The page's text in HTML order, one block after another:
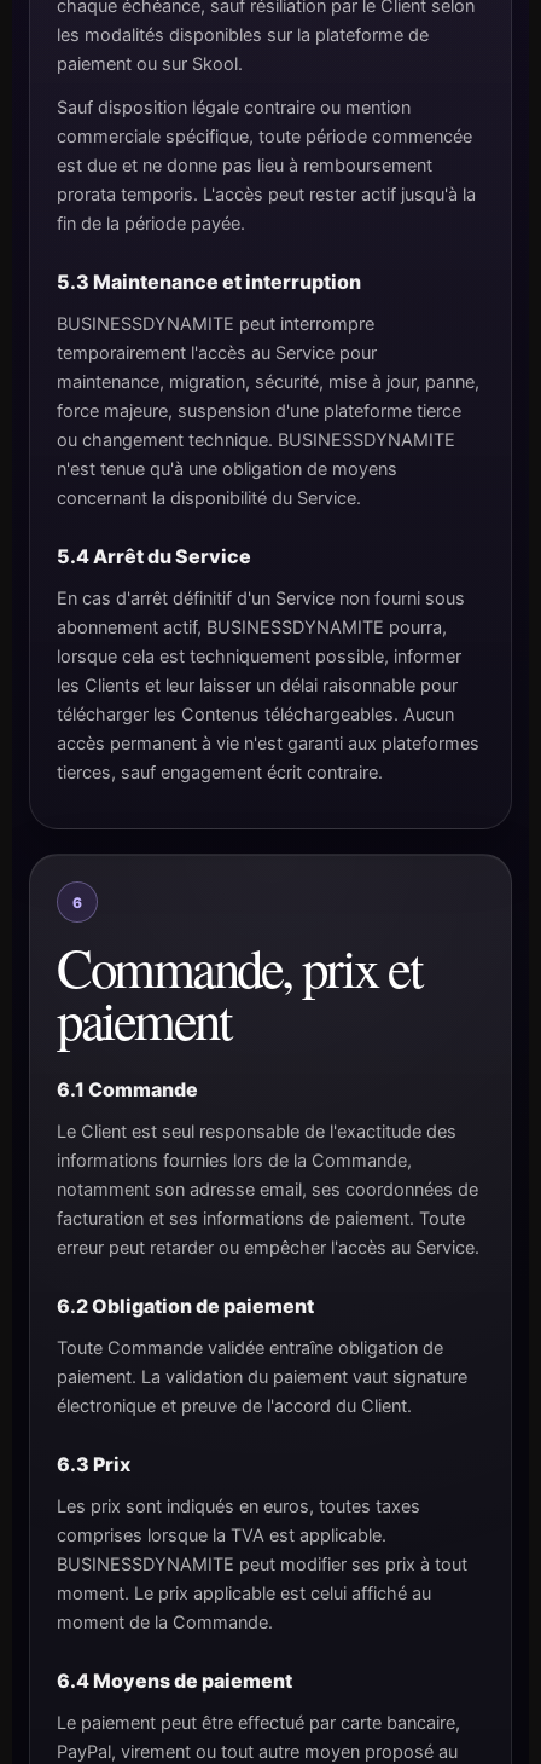
chaque échéance, sauf résiliation par le Client selon
les modalités disponibles sur la plateforme de
paiement ou sur Skool.
Sauf disposition légale contraire ou mention
commerciale spécifique, toute période commencée
est due et ne donne pas lieu à remboursement
prorata temporis. L'accès peut rester actif jusqu'à la
fin de la période payée.
5.3 Maintenance et interruption
BUSINESSDYNAMITE peut interrompre
temporairement l'accès au Service pour
maintenance, migration, sécurité, mise à jour, panne,
force majeure, suspension d'une plateforme tierce
ou changement technique. BUSINESSDYNAMITE
n'est tenue qu'à une obligation de moyens
concernant la disponibilité du Service.
5.4 Arrêt du Service
En cas d'arrêt définitif d'un Service non fourni sous
abonnement actif, BUSINESSDYNAMITE pourra,
lorsque cela est techniquement possible, informer
les Clients et leur laisser un délai raisonnable pour
télécharger les Contenus téléchargeables. Aucun
accès permanent à vie n'est garanti aux plateformes
tierces, sauf engagement écrit contraire.
6
Commande, prix et
paiement
6.1 Commande
Le Client est seul responsable de l'exactitude des
informations fournies lors de la Commande,
notamment son adresse email, ses coordonnées de
facturation et ses informations de paiement. Toute
erreur peut retarder ou empêcher l'accès au Service.
6.2 Obligation de paiement
Toute Commande validée entraîne obligation de
paiement. La validation du paiement vaut signature
électronique et preuve de l'accord du Client.
6.3 Prix
Les prix sont indiqués en euros, toutes taxes
comprises lorsque la TVA est applicable.
BUSINESSDYNAMITE peut modifier ses prix à tout
moment. Le prix applicable est celui affiché au
moment de la Commande.
6.4 Moyens de paiement
Le paiement peut être effectué par carte bancaire,
PayPal, virement ou tout autre moyen proposé au